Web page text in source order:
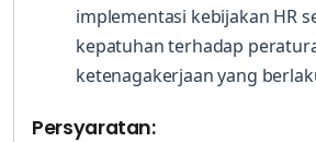
implementasi kebijakan HR
kepatuhan terhadap
ketenagakerjaan yang
Persyaratan: